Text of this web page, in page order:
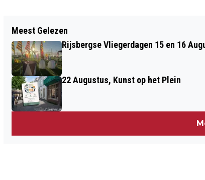
"PROEFMEI 2024 WORDT EEN CULINAIR
AVONTUUR VOOR ALLE ZINTUIGEN"
Meest Gelezen
Rijsbergse Vliegerdagen 15 en 16
22 Augustus, Kunst op het Plein